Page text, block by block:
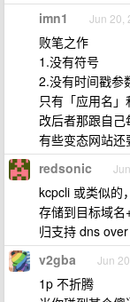
imn1 Jun 20,
败笔之作
1.没有符号
2.没有时间戳参
只有「应用名」
改后者那跟自己
有些变态网站
redsonic
kcpcli 或类似的
存储到目标域
归支持 dns over
v2gba Jun
1p 不折腾